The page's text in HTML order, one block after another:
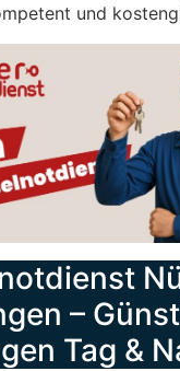
und
–
Tag &